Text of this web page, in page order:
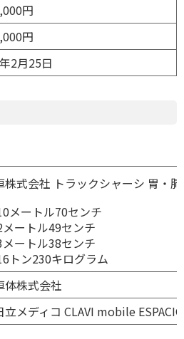
円
円
2月25日
株式会社 トラックシャーシ 胃・
メートル70センチ
ートル49センチ
ートル38センチ
トン230キログラム
体株式会社
メディコ CLAVI mobile ESPACIO